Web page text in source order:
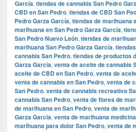
García, tiendas de cannabis San Pedro
CBD en San Pedro, tiendas de CBD San
Pedro Garza García, tiendas de marihuana
marihuana en San Pedro Garza García,
San Pedro Nuevo León, tiendas de
marihuana San Pedro Garza García,
cannabis San Pedro, tiendas de productos
Garza García, venta de aceite de cannabis
aceite de CBD en San Pedro, venta de
venta de cannabis en San Pedro, venta de
San Pedro, venta de cannabis recreativo
cannabis San Pedro, venta de flores de
de marihuana en San Pedro, venta de
Garza García, venta de marihuana
marihuana para dolor San Pedro, venta de